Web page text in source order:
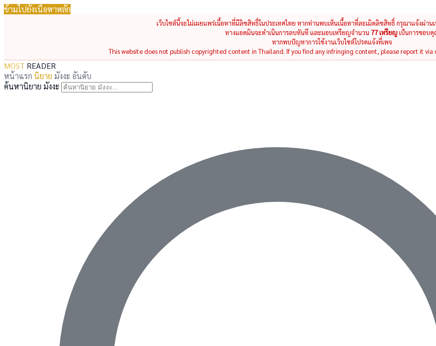
ข้ามไปยังเนื้อหาหลัก
เว็บไซต์นี้จะไม่เผยแพร่เนื้อหาที่มีลิขสิทธิ์ในประเทศไทย หากท่านพบเห็นเนื้อหาที่ละเมิดลิขสิทธิ์ กรุณาแจ้งผ่าน
ทางแอดมินจะดำเนินการลบทันที และมอบเหรียญจำนวน 77 เหรียญเป็นการขอบ
หากพบปัญหาการใช้งานเว็บไซต์โปรดแจ้งที่เพจ
This website does not publish copyrighted content in Thailand. If you find any infringing content, please report it via
MOST READER
หน้าแรก นิยาย มังงะ อันดับ
ค้นหานิยาย มังงะ